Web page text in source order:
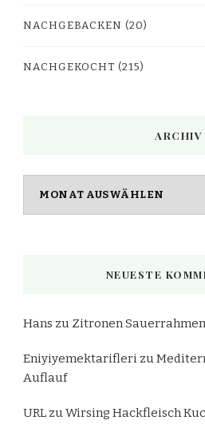
NACHGEBACKEN (20)
NACHGEKOCHT (215)
ARCHIV
NEUESTE
Hans zu Zitronen
Eniyiyemektarifleri zu
Auflauf
URL zuWirsing Hackfleisch